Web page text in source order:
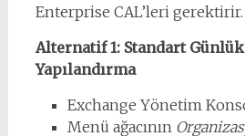
Enterprise CAL’leri gerektirir.
Alternatif 1: Standart Günlük
Yapılandırma
Exchange Yönetim
Menü ağacının